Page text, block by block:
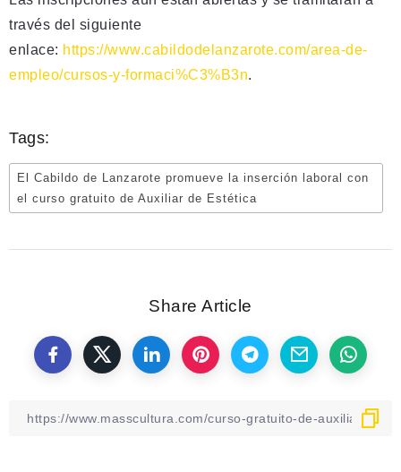
través del siguiente
enlace: https://www.cabildodelanzarote.com/area-de-
empleo/cursos-y-formaci%C3%B3n.
Tags:
El Cabildo de Lanzarote promueve la inserción laboral con
el curso gratuito de Auxiliar de Estética
Share Article